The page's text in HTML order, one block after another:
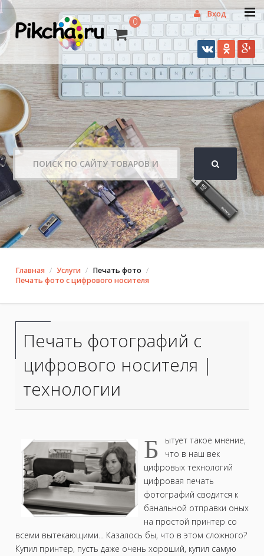
0
Главная Услуги
Печать фото
Печать фото с цифрового носителя
Печать фотографий с
цифрового носителя |
технологии
Б
ытует такое мнение,
что в наш век
цифровых технологий
цифровая печать
фотографий сводится к
банальной отправки оных
на простой принтер со
всеми вытекающими... Казалось бы, что в этом сложного?
Купил принтер, пусть даже очень хороший, купил самую
Вход